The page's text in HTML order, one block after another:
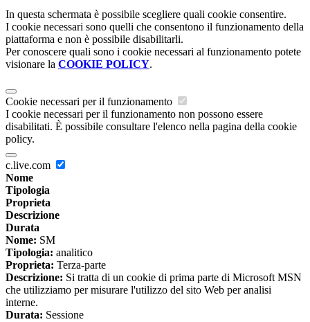
In questa schermata è possibile scegliere quali cookie consentire.
I cookie necessari sono quelli che consentono il funzionamento della
piattaforma e non è possibile disabilitarli.
Per conoscere quali sono i cookie necessari al funzionamento potete
visionare la COOKIE POLICY.
Cookie necessari per il funzionamento
I cookie necessari per il funzionamento non possono essere
disabilitati. È possibile consultare l'elenco nella pagina della cookie
policy.
c.live.com
Nome
Tipologia
Proprieta
Descrizione
Durata
Nome: SM
Tipologia: analitico
Proprieta: Terza-parte
Descrizione: Si tratta di un cookie di prima parte di Microsoft MSN
che utilizziamo per misurare l'utilizzo del sito Web per analisi
interne.
Durata: Sessione